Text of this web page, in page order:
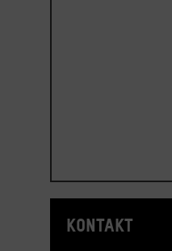
KONTAKT